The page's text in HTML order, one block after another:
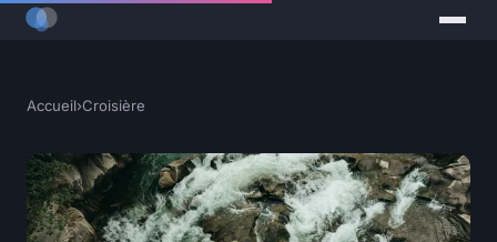
Accueil›Croisière